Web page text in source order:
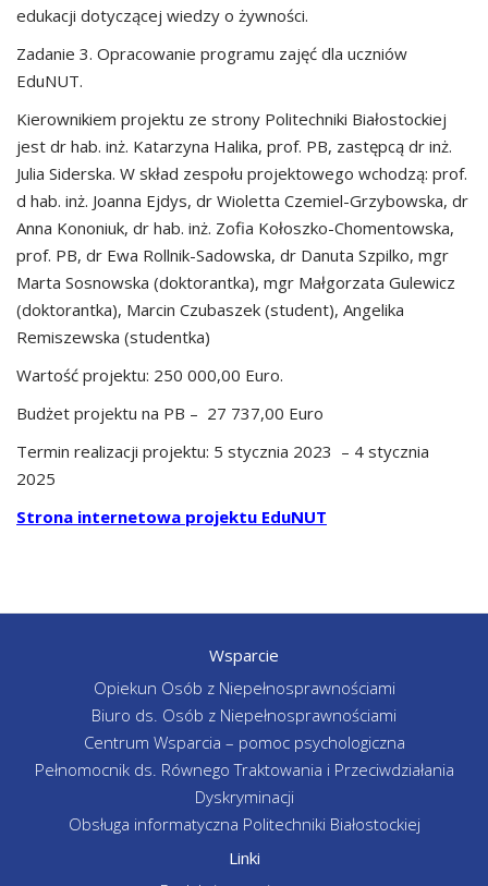
edukacji dotyczącej wiedzy o żywności.
Zadanie 3. Opracowanie programu zajęć dla uczniów
EduNUT.
Kierownikiem projektu ze strony Politechniki Białostockiej
jest dr hab. inż. Katarzyna Halika, prof. PB, zastępcą dr inż.
Julia Siderska. W skład zespołu projektowego wchodzą: prof.
d hab. inż. Joanna Ejdys, dr Wioletta Czemiel-Grzybowska, dr
Anna Kononiuk, dr hab. inż. Zofia Kołoszko-Chomentowska,
prof. PB, dr Ewa Rollnik-Sadowska, dr Danuta Szpilko, mgr
Marta Sosnowska (doktorantka), mgr Małgorzata Gulewicz
(doktorantka), Marcin Czubaszek (student), Angelika
Remiszewska (studentka)
Wartość projektu: 250 000,00 Euro.
Budżet projektu na PB – 27 737,00 Euro
Termin realizacji projektu: 5 stycznia 2023 – 4 stycznia
2025
Strona internetowa projektu EduNUT
Wsparcie
Opiekun Osób z Niepełnosprawnościami
Biuro ds. Osób z Niepełnosprawnościami
Centrum Wsparcia – pomoc psychologiczna
Pełnomocnik ds. Równego Traktowania i Przeciwdziałania
Dyskryminacji
Obsługa informatyczna Politechniki Białostockiej
Linki